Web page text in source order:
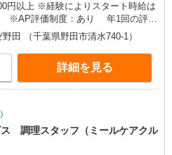
よりスタート時給は
※AP評価制度：あり 年1回の評価
見直します。 ※アルバイト賞与（寸
2回。勤続年数により金額UP。
田 （千葉県野田市清水740-1）
詳細を見る
調理スタッフ（ミールケアクル